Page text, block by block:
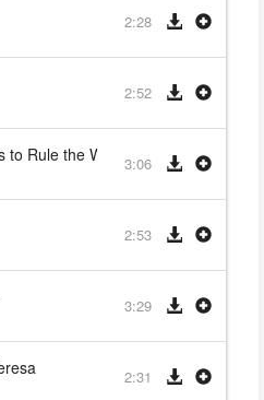
2:28
2:52
to Rule the World3:06
2:53
3:29
2:31